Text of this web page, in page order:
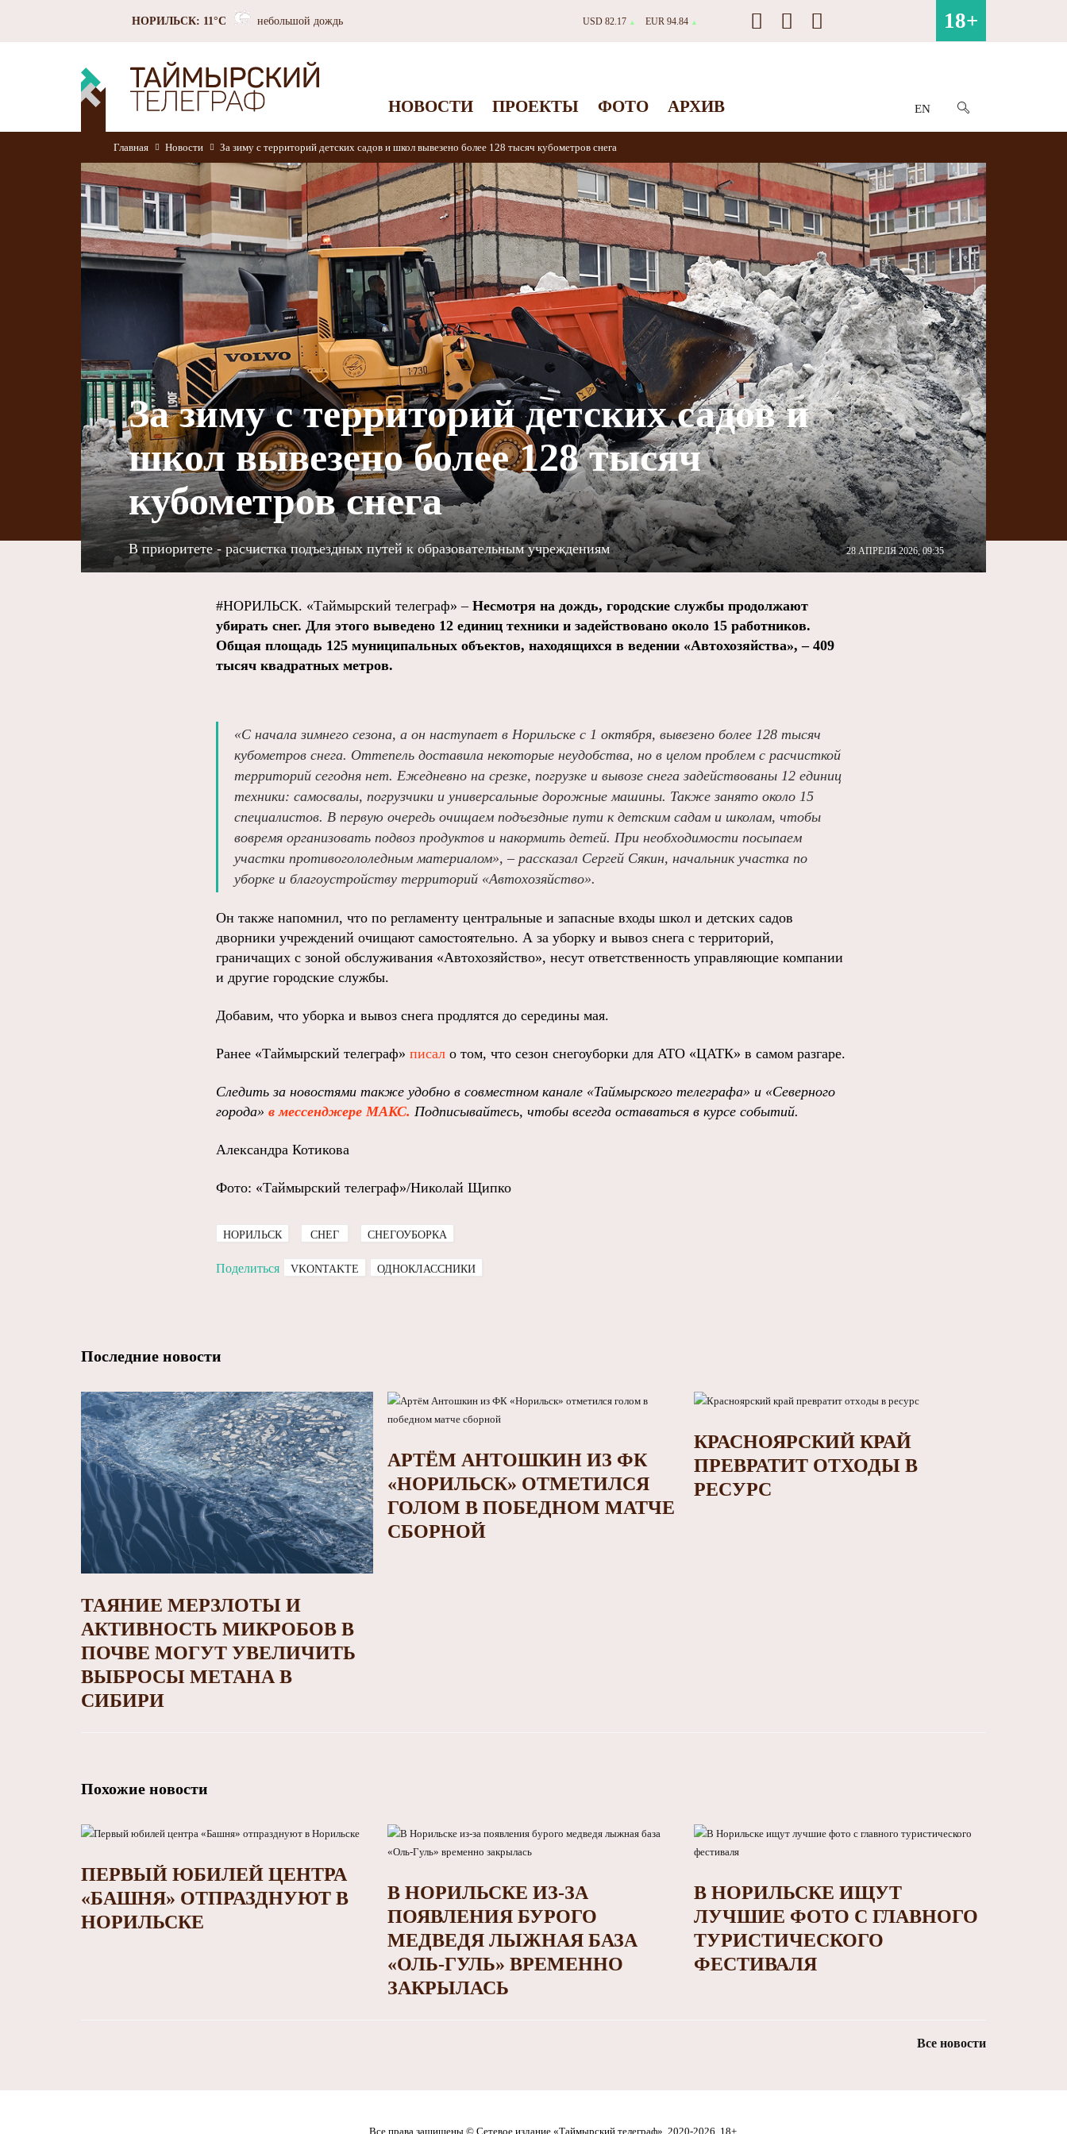
НОРИЛЬСК: 11°C небольшой дождь USD 82.17 ▲ EUR 94.84 ▲ 18+
НОВОСТИ ПРОЕКТЫ ФОТО АРХИВ EN
Главная Новости За зиму с территорий детских садов и школ вывезено более 128 тысяч кубометров снега
За зиму с территорий детских садов и
школ вывезено более 128 тысяч
кубометров снега
28 АПРЕЛЯ 2026, 09:35
В приоритете - расчистка подъездных путей к образовательным учреждениям
#НОРИЛЬСК. «Таймырский телеграф» – Несмотря на дождь, городские службы продолжают
убирать снег. Для этого выведено 12 единиц техники и задействовано около 15 работников.
Общая площадь 125 муниципальных объектов, находящихся в ведении «Автохозяйства», – 409
тысяч квадратных метров.
«С начала зимнего сезона, а он наступает в Норильске с 1 октября, вывезено более 128 тысяч
кубометров снега. Оттепель доставила некоторые неудобства, но в целом проблем с расчисткой
территорий сегодня нет. Ежедневно на срезке, погрузке и вывозе снега задействованы 12 единиц
техники: самосвалы, погрузчики и универсальные дорожные машины. Также занято около 15
специалистов. В первую очередь очищаем подъездные пути к детским садам и школам, чтобы
вовремя организовать подвоз продуктов и накормить детей. При необходимости посыпаем
участки противогололедным материалом», – рассказал Сергей Сякин, начальник участка по
уборке и благоустройству территорий «Автохозяйство».
Он также напомнил, что по регламенту центральные и запасные входы школ и детских садов
дворники учреждений очищают самостоятельно. А за уборку и вывоз снега с территорий,
граничащих с зоной обслуживания «Автохозяйство», несут ответственность управляющие компании
и другие городские службы.
Добавим, что уборка и вывоз снега продлятся до середины мая.
Ранее «Таймырский телеграф» писал о том, что сезон снегоуборки для АТО «ЦАТК» в самом разгаре.
Следить за новостями также удобно в совместном канале «Таймырского телеграфа» и «Северного
города» в мессенджере МАКС. Подписывайтесь, чтобы всегда оставаться в курсе событий.
Александра Котикова
Фото: «Таймырский телеграф»/Николай Щипко
НОРИЛЬСК СНЕГ СНЕГОУБОРКА
Поделиться VKONTAKTE ОДНОКЛАССНИКИ
Последние новости
ТАЯНИЕ МЕРЗЛОТЫ И
АКТИВНОСТЬ МИКРОБОВ В
ПОЧВЕ МОГУТ УВЕЛИЧИТЬ
ВЫБРОСЫ МЕТАНА В
СИБИРИ
АРТЁМ АНТОШКИН ИЗ ФК
«НОРИЛЬСК» ОТМЕТИЛСЯ
ГОЛОМ В ПОБЕДНОМ МАТЧЕ
СБОРНОЙ
КРАСНОЯРСКИЙ КРАЙ
ПРЕВРАТИТ ОТХОДЫ В
РЕСУРС
Похожие новости
ПЕРВЫЙ ЮБИЛЕЙ ЦЕНТРА
«БАШНЯ» ОТПРАЗДНУЮТ В
НОРИЛЬСКЕ
В НОРИЛЬСКЕ ИЗ-ЗА
ПОЯВЛЕНИЯ БУРОГО
МЕДВЕДЯ ЛЫЖНАЯ БАЗА
«ОЛЬ-ГУЛЬ» ВРЕМЕННО
ЗАКРЫЛАСЬ
В НОРИЛЬСКЕ ИЩУТ
ЛУЧШИЕ ФОТО С ГЛАВНОГО
ТУРИСТИЧЕСКОГО
ФЕСТИВАЛЯ
Все новости
Все права защищены © Сетевое издание «Таймырский телеграф», 2020-2026. 18+